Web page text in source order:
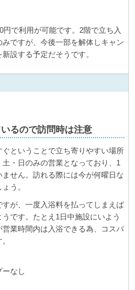
円で利用が可能です。2階で立ち入
ですが、今後一部を解体しキャン
設する予定だそうです。
るので訪問時は注意
ということで立ち寄りやすい場所
・日のみの営業となっており、1
せん。訪れる際には今が何曜日な
う。
が、一度入浴料を払ってしまえば
です。たとえ1日中施設にいよう
業時間内は入浴できる為、コスパ
なし